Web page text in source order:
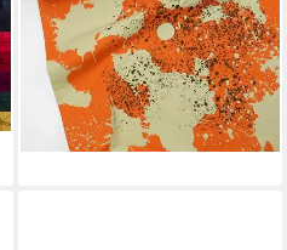
150 cm
6,95 €
(9,27 €/ 1 qm)
lieferbar - in 4-5 Werktagen bei dir